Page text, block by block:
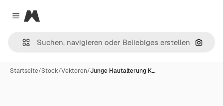
Close menu
Magnific
Nach
Startseite/Stock/Vektoren/Junge Hautalterung K…